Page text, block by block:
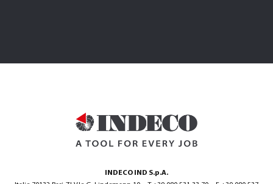
INDECO IND S.p.A.